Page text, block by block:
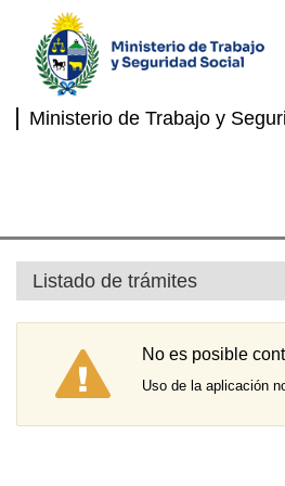
Ministerio de Trabajo y
Listado de trámites
No es posible
Uso de la aplicación